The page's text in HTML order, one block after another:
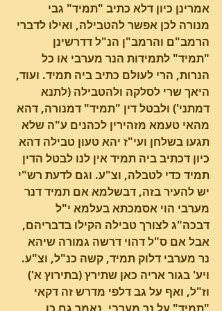
אמרינן כיון דלא כתיב "תמיד" גבי
מנורה לכן אפשר להטבילה, ואילו לדברי
הרמב"ם והרמב"ן הנ"ל דדרשינן
"תמיד" לתמידות הנר מערבי או כל
הנרות, הרי לעולם כתיב ביה תמיד. ועוד,
היאך שרי לסלקה ולהטבילה (לתנא
דמתני') ולבטל דין "תמיד" דמנורה, דהא
מהאי טעמא מזהירין לכהנים ע"ה שלא
תגעו בשלחן ועי"ז יהא טעון טבילה דהא
כיון דכתיב ביה תמיד אין לנו לבטל הדין
תמיד כדי לטבלה, וצ"ע. וגם לדעת רש"י
יש להעיר בזה, דבשלמא אם תמיד דנר
מערבי הוי אסמכתא בעלמא י"ל
דבכה"ג לצורך טבילה הקילו בדבריהם,
אבל אם ס"ל דהוי דרשה גמורה שיהא
נר מערבי דלוק תמיד, קשה כנ"ל, וצ"ע.
ויע' בגור אריה כאן שתירץ (בתירוץ א')
וז"ל, ואף על גב דלפי מדרש זה דקאי